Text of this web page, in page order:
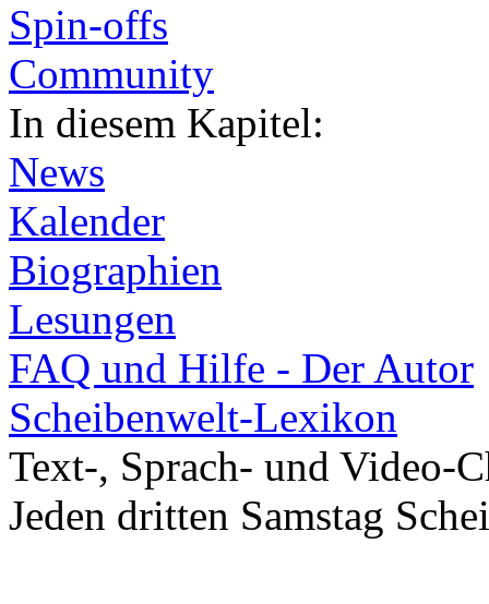
Spin-offs
Community
In diesem Kapitel:
News
Kalender
Biographien
Lesungen
FAQ und Hilfe - Der Autor
Scheibenwelt-Lexikon
Text-, Sprach- und Video-
Jeden dritten Samstag